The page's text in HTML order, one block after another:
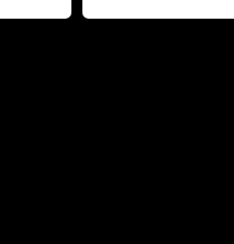
přichází s